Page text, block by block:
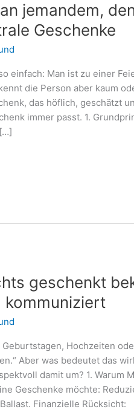
jemandem,
Geschenke
einfach: Man ist zu einer
die Person aber kaum
das höflich, geschätzt
immer passt. 1.
geschenkt
kommuniziert
Hochzeiten
Aber was bedeutet das
damit um? 1. Warum
Geschenke möchte:
Finanzielle Rücksicht: